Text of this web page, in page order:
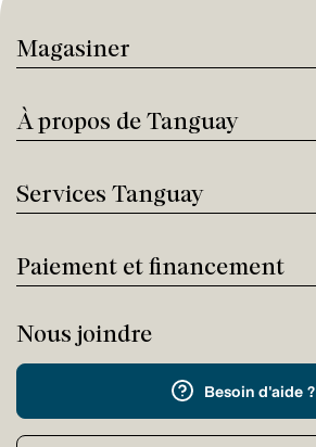
Magasiner
À propos de Tanguay
Services Tanguay
Paiement et financement
Nous joindre
Besoin d'aide ?